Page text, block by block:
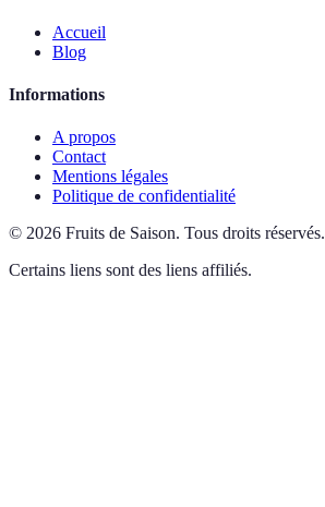
Accueil
Blog
Informations
A propos
Contact
Mentions légales
Politique de confidentialité
© 2026 Fruits de Saison. Tous droits réservés.
Certains liens sont des liens affiliés.